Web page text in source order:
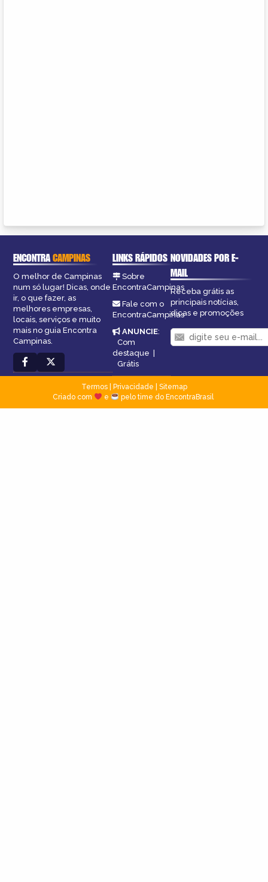
ENCONTRACAMPINAS
O melhor de Campinas
num só lugar! Dicas, onde
ir, o que fazer, as
melhores empresas,
locais, serviços e muito
mais no guia Encontra
Campinas.
LINKS RÁPIDOS
Sobre
EncontraCampinas
Fale com o
EncontraCampinas
ANUNCIE:
Com
destaque |
Grátis
NOVIDADES POR E-
MAIL
Receba grátis as
principais notícias,
dicas e promoções
Termos| Privacidade
Sitemap
Criado com
e pelo time do EncontraBrasil